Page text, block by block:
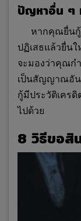
ปัญหาอื่น ๆ
หากคุณยื่น
ปฏิเสธแล้วยื่น
จะมองว่าคุณก
เป็นสัญญาณอัน
กู้มีประวัติเคร
ไปด้วย
8 วิธีขอสิ